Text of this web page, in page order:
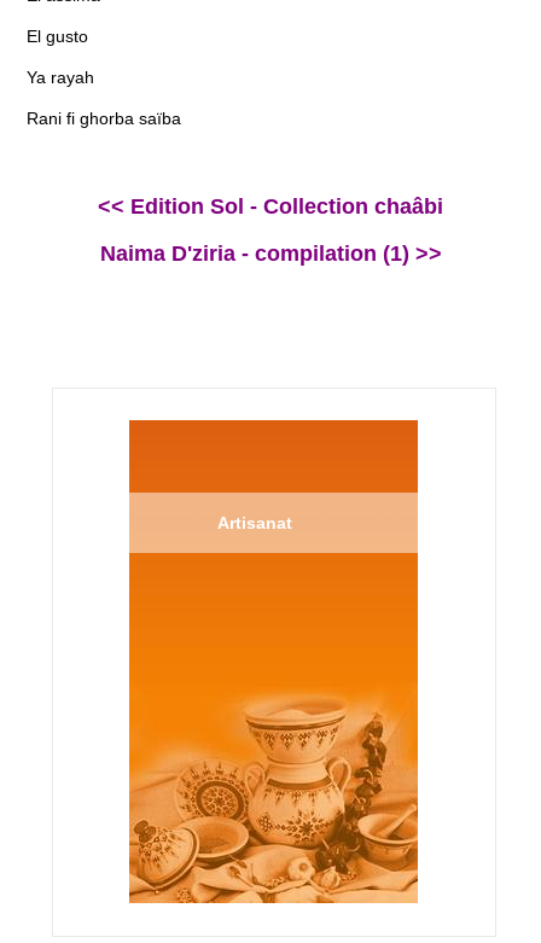
El gusto
Ya rayah
Rani fi ghorba saïba
<< Edition Sol - Collection chaâbi
Naima D'ziria - compilation (1) >>
Artisanat